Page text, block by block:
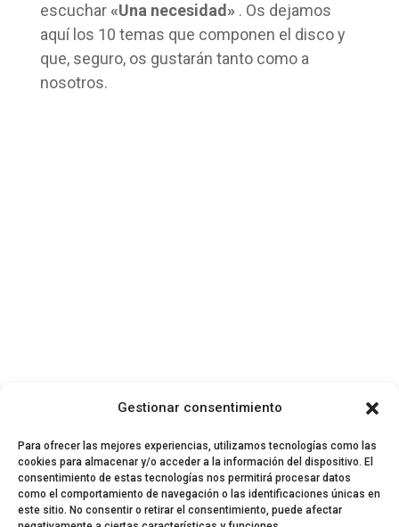
Gestionar consentimiento
Para ofrecer las mejores experiencias, utilizamos tecnologías como las
cookies para almacenar y/o acceder a la información del dispositivo. El
consentimiento de estas tecnologías nos permitirá procesar datos
como el comportamiento de navegación o las identificaciones únicas en
este sitio. No consentir o retirar el consentimiento, puede afectar
escuchar«Una necesidad». Os dejamos
aquí los 10 temas que componen el disco y
que, seguro, os gustarán tanto como a
nosotros.